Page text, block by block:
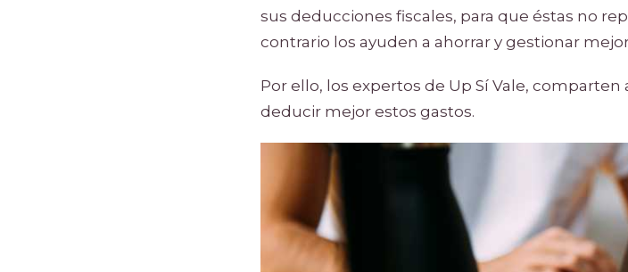
sus deducciones fiscales, para que éstas no
contrario los ayuden a ahorrar y gestionar
Por ello, los expertos de Up Sí Vale,
deducir mejor estos gastos.